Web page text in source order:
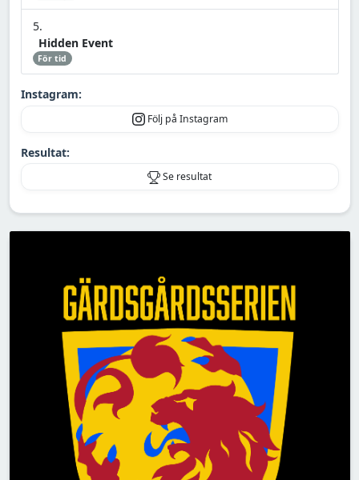
Hidden Event
För tid
Instagram:
Följ på Instagram
Resultat:
Se resultat